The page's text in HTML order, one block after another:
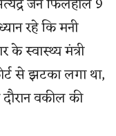
जैन फिलहाल 9
रहे कि मनी
स्वास्थ्य मंत्री
से झटका लगा था,
वकील की